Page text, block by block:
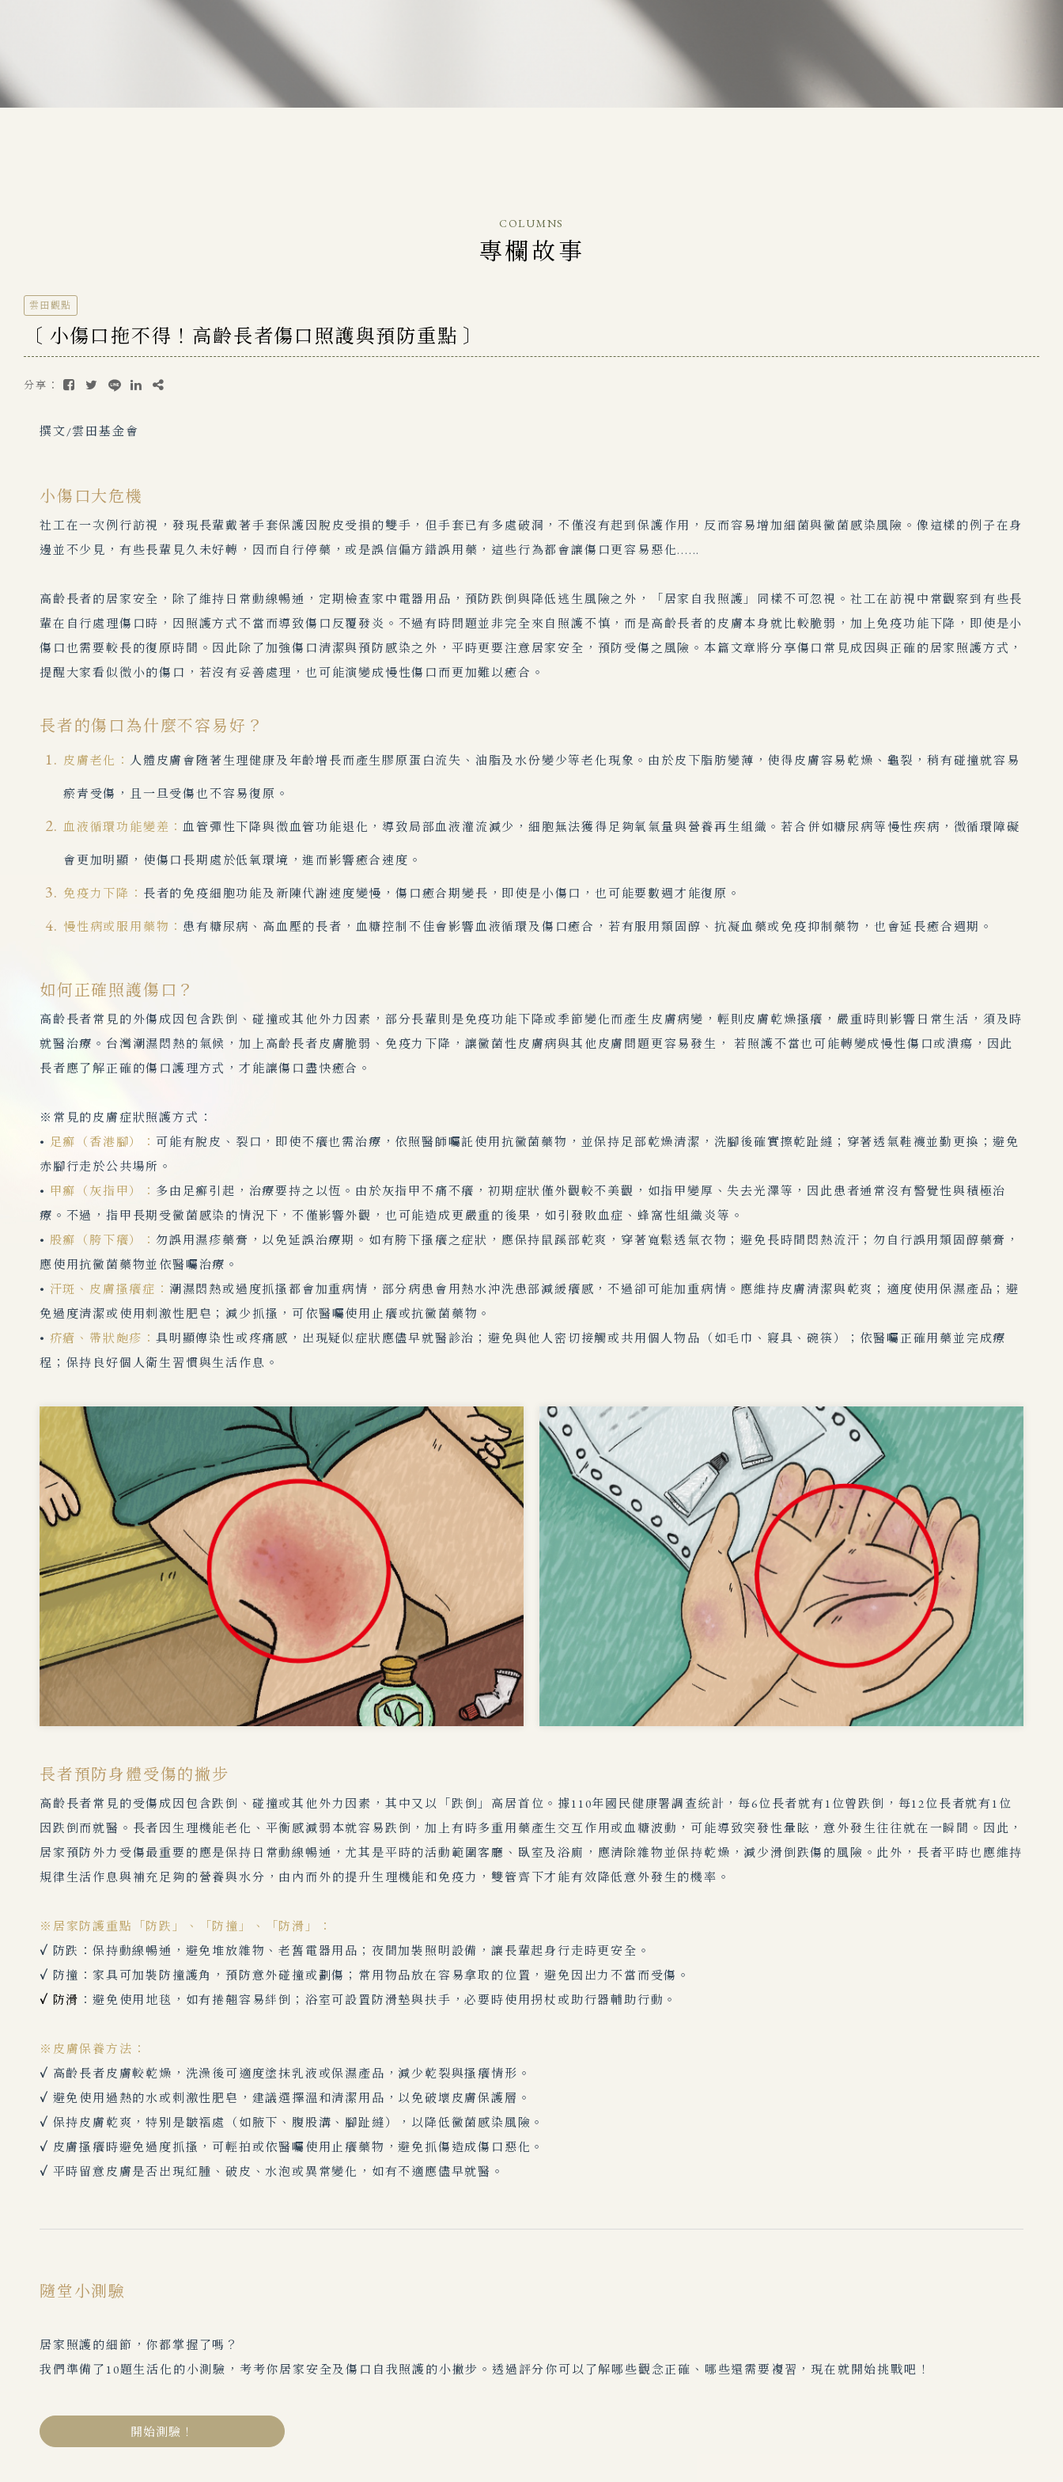
COLUMNS
專欄故事
雲田觀點
〔 小傷口拖不得！高齡長者傷口照護與預防重點 〕
分享：
撰文/雲田基金會
小傷口大危機
社工在一次例行訪視，發現長輩戴著手套保護因脫皮受損的雙手，但手套已有多處破洞，不僅沒有起到保護作用，反而容易增加細菌與黴菌感染風險。像這樣的例子在身
邊並不少見，有些長輩見久未好轉，因而自行停藥，或是誤信偏方錯誤用藥，這些行為都會讓傷口更容易惡化......
高齡長者的居家安全，除了維持日常動線暢通，定期檢查家中電器用品，預防跌倒與降低逃生風險之外，「居家自我照護」同樣不可忽視。社工在訪視中常觀察到有些長
輩在自行處理傷口時，因照護方式不當而導致傷口反覆發炎。不過有時問題並非完全來自照護不慎，而是高齡長者的皮膚本身就比較脆弱，加上免疫功能下降，即使是小
傷口也需要較長的復原時間。因此除了加強傷口清潔與預防感染之外，平時更要注意居家安全，預防受傷之風險。本篇文章將分享傷口常見成因與正確的居家照護方式，
提醒大家看似微小的傷口，若沒有妥善處理，也可能演變成慢性傷口而更加難以癒合。
長者的傷口為什麼不容易好？
皮膚老化： 人體皮膚會隨著生理健康及年齡增長而產生膠原蛋白流失、油脂及水份變少等老化現象。 由於皮下脂肪變薄，使得皮膚容易乾燥、龜裂，稍有碰撞就容易
瘀青受傷，且一旦受傷也不容易復原。
血液循環功能變差：血管彈性下降與微血管功能退化，導致局部血液灌流減少，細胞無法獲得足夠氧氣量與營養再生組織。若合併如糖尿病等慢性疾病，微循環障礙
會更加明顯，使傷口長期處於低氧環境，進而影響癒合速度。
免疫力下降： 長者的免疫細胞功能及新陳代謝速度變慢，傷口癒合期變長，即使是小傷口，也可能要數週才能復原。
慢性病或服用藥物： 患有糖尿病、高血壓的長者，血糖控制不佳會影響血液循環及傷口癒合，若有服用類固醇、抗凝血藥或免疫抑制藥物，也會延長癒合週期。
如何正確照護傷口？
高齡長者常見的外傷成因包含跌倒、碰撞或其他外力因素，部分長輩則是免疫功能下降或季節變化而產生皮膚病變，輕則皮膚乾燥搔癢，嚴重時則影響日常生活，須及時
就醫治療。台灣潮濕悶熱的氣候，加上高齡長者皮膚脆弱、免疫力下降，讓黴菌性皮膚病與其他皮膚問題更容易發生， 若照護不當也可能轉變成慢性傷口或潰瘍，因此
長者應了解正確的傷口護理方式，才能讓傷口盡快癒合。
※常見的皮膚症狀照護方式：
• 足癬（香港腳）：可能有脫皮、裂口，即使不癢也需治療，依照醫師囑託使用抗黴菌藥物，並保持足部乾燥清潔，洗腳後確實擦乾趾縫；穿著透氣鞋襪並勤更換；避免
赤腳行走於公共場所。
• 甲癬（灰指甲）： 多由足癬引起，治療要持之以恆。由於灰指甲不痛不癢，初期症狀僅外觀較不美觀，如指甲變厚、失去光澤等，因此患者通常沒有警覺性與積極治
療。不過，指甲長期受黴菌感染的情況下，不僅影響外觀，也可能造成更嚴重的後果，如引發敗血症、蜂窩性組織炎等。
• 股癬（胯下癢）：勿誤用濕疹藥膏，以免延誤治療期。如有胯下搔癢之症狀，應保持鼠蹊部乾爽，穿著寬鬆透氣衣物；避免長時間悶熱流汗；勿自行誤用類固醇藥膏，
應使用抗黴菌藥物並依醫囑治療。
• 汗斑、皮膚搔癢症： 潮濕悶熱或過度抓搔都會加重病情，部分病患會用熱水沖洗患部減緩癢感，不過卻可能加重病情。應維持皮膚清潔與乾爽；適度使用保濕產品；避
免過度清潔或使用刺激性肥皂；減少抓搔，可依醫囑使用止癢或抗黴菌藥物。
• 疥瘡、帶狀皰疹：具明顯傳染性或疼痛感，出現疑似症狀應儘早就醫診治；避免與他人密切接觸或共用個人物品（如毛巾、寢具、碗筷）；依醫囑正確用藥並完成療
程；保持良好個人衛生習慣與生活作息。
長者預防身體受傷的撇步
高齡長者常見的受傷成因包含跌倒、碰撞或其他外力因素，其中又以「跌倒」高居首位。據110年國民健康署調查統計，每6位長者就有1位曾跌倒，每12位長者就有1位
因跌倒而就醫。長者因生理機能老化、平衡感減弱本就容易跌倒，加上有時多重用藥產生交互作用或血糖波動，可能導致突發性暈眩，意外發生往往就在一瞬間。因此，
居家預防外力受傷最重要的應是保持日常動線暢通，尤其是平時的活動範圍客廳、臥室及浴廁，應清除雜物並保持乾燥，減少滑倒跌傷的風險。此外，長者平時也應維持
規律生活作息與補充足夠的營養與水分，由內而外的提升生理機能和免疫力，雙管齊下才能有效降低意外發生的機率。
※居家防護重點「防跌」、「防撞」、「防滑」：
✓ 防跌：保持動線暢通，避免堆放雜物、老舊電器用品；夜間加裝照明設備，讓長輩起身行走時更安全。
✓ 防撞：家具可加裝防撞護角，預防意外碰撞或劃傷；常用物品放在容易拿取的位置，避免因出力不當而受傷。
✓ 防滑 ：避免使用地毯，如有捲翹容易絆倒； 浴室可設置防滑墊與扶手，必要時使用拐杖或助行器輔助行動。
※皮膚保養方法：
✓ 高齡長者皮膚較乾燥，洗澡後可適度塗抹乳液或保濕產品，減少乾裂與搔癢情形。
✓ 避免使用過熱的水或刺激性肥皂，建議選擇溫和清潔用品，以免破壞皮膚保護層。
✓ 保持皮膚乾爽，特別是皺褶處（如腋下、腹股溝、腳趾縫），以降低黴菌感染風險。
✓ 皮膚搔癢時避免過度抓搔，可輕拍或依醫囑使用止癢藥物，避免抓傷造成傷口惡化。
✓ 平時留意皮膚是否出現紅腫、破皮、水泡或異常變化，如有不適應儘早就醫。
隨堂小測驗
居家照護的細節，你都掌握了嗎？
我們準備了10題生活化的小測驗，考考你居家安全及傷口自我照護的小撇步。透過評分你可以了解哪些觀念正確、哪些還需要複習，現在就開始挑戰吧！
開始測驗！